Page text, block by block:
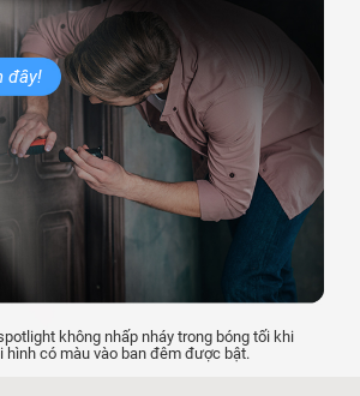
không nhấp nháy trong bóng tối khi
hình có màu vào ban đêm được bật.
đây!